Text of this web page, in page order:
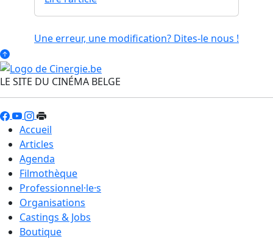
Une erreur, une modification? Dites-le nous !
LE SITE DU CINÉMA BELGE
Accueil
Articles
Agenda
Filmothèque
Professionnel·le·s
Organisations
Castings & Jobs
Boutique